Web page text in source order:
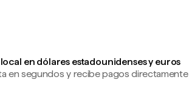
en dólares estadounidenses y euros
en segundos y recibe pagos directamente